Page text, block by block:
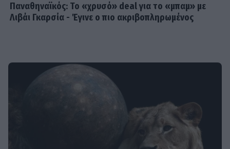
Παναθηναϊκός: Το «χρυσό» deal για το «μπαμ» με
Λιβάι Γκαρσία - Έγινε ο πιο ακριβοπληρωμένος